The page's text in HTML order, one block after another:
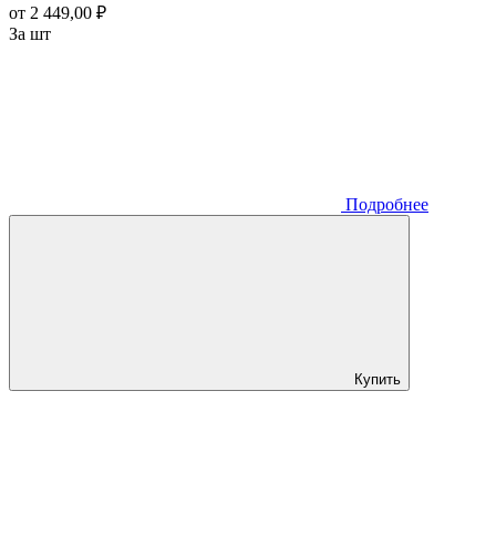
от 2 449,00 ₽
За шт
Подробнее
Купить